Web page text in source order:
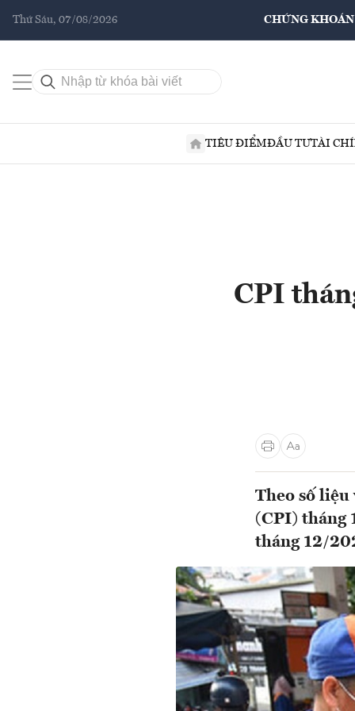
Thứ Sáu, 07/08/2026 CHỨNG KHOÁN
TIÊU ĐIỂMĐẦU TƯTÀI
CPI
Theo số liệu
(CPI) tháng
tháng 12/